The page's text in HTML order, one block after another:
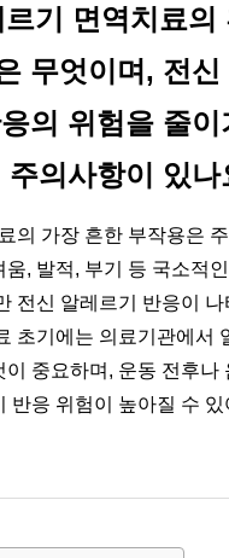
르기 면역치료의
무엇이며, 전신
의 위험을 줄이
주의사항이 있나
의 가장 흔한 부작용은
움, 발적, 부기 등 국소적
전신 알레르기 반응이 나
초기에는 의료기관에서
이 중요하며, 운동 전후나
반응 위험이 높아질 수 있